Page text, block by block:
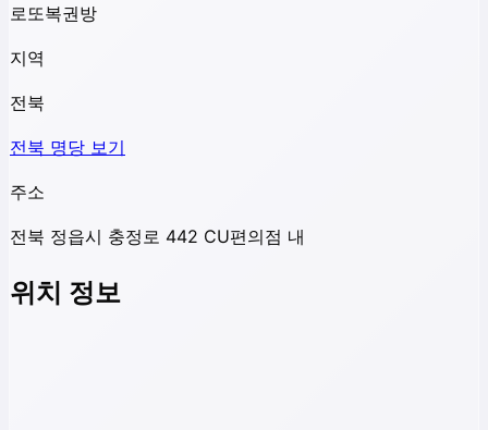
로또복권방
지역
전북
전북 명당 보기
주소
전북 정읍시 충정로 442 CU편의점 내
위치 정보